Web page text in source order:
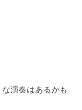
演奏はあるかも